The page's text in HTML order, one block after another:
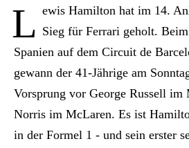
L ewis Hamilton hat im 14.
Sieg für Ferrari geholt.
Spanien auf dem Circuit de
gewann der 41-Jährige am
Vorsprung vor George Russell im
Norris im McLaren. Es ist
in der Formel 1 - und sein erster